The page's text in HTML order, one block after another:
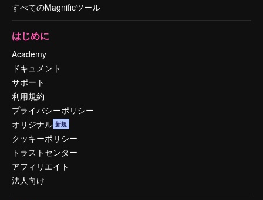
すべてのMagnificツール
はじめに
Academy
ドキュメント
サポート
利用規約
プライバシーポリシー
オリジナル 新規
クッキーポリシー
トラストセンター
アフィリエイト
法人向け